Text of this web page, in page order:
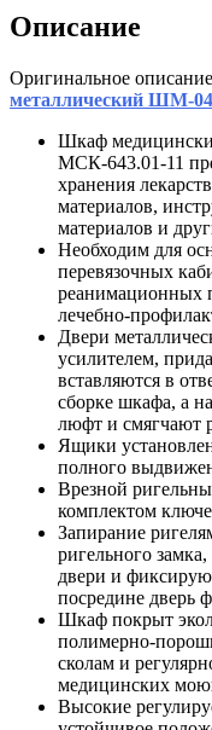
Описание
Оригинальное описание
металлический ШМ-
Шкаф
МСК-643.01-11
хранения
материалов,
материалов и
Необходим для
перевязочных
реанимационных
лечебно-
Двери
усилителем,
вставляются в
сборке шкафа, а
люфт и смягчают
Ящики
полного
Врезной
комплектом
Запирание
ригельного
двери и
посредине дверь
Шкаф покрыт
полимерно-
сколам и
медицинских
Высокие